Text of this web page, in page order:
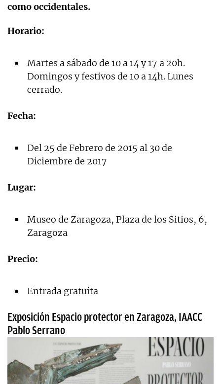
como occidentales.
Horario:
Martes a sábado de 10 a 14 y 17 a 20h.
Domingos y festivos de 10 a 14h. Lunes
cerrado.
Fecha:
Del 25 de Febrero de 2015 al 30 de
Diciembre de 2017
Lugar:
Museo de Zaragoza, Plaza de los Sitios, 6,
Zaragoza
Precio:
Entrada gratuita
Exposición Espacio protector en Zaragoza, IAACC
Pablo Serrano